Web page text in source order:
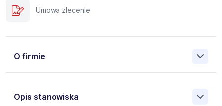
Umowa zlecenie
O firmie
Opis stanowiska